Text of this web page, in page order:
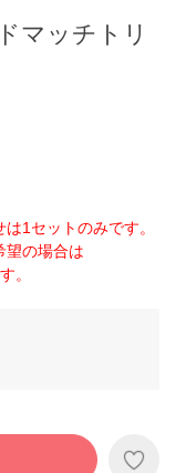
マッチトリ
1セットのみです。
望の場合は
。